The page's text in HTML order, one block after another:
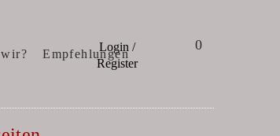
Login /
Register
0
Empfehlungen